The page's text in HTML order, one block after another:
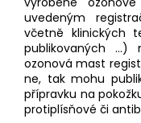
uvedeným
včetně klinických
publikovaných
ozonová mast
ne, tak mohu
přípravku na
protiplísňové či